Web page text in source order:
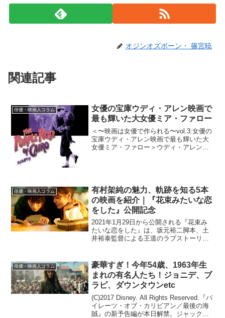
オジンオズボーン・ 篠宮暁
関連記事
俳優・映画人コラム
女優の宝庫ウディ・アレン映画で
最も輝いた大女優ミア・ファロー
＜〜映画は女優で作られる〜vol.3:女優の
宝庫ウディ・アレン映画で最も輝いた大
女優ミア・ファロー＞ウディ・アレンの
俳優・映画人コラム
有村架純の魅力、軌跡を知る5本
の映画を紹介｜『花束みたいな恋
をした』公開記念
2021年1月29日から公開される『花束み
たいな恋をした』は、坂元裕二脚本、土
井裕泰監督による王道のラブストーリー
そして……といった恋の流れを、時代時
代のサブカル的風俗を...
俳優・映画人コラム
豪華すぎ！今年54歳、1963年生
まれの有名人たち！ジョニデ、ブ
ラピ、ダウンタウンetc
(C)2017 Disney. All Rights Reserved.『パ
イレーツ・オブ・カリビアン／最後の海
賊』の新予告編が本日解禁。ジャック・